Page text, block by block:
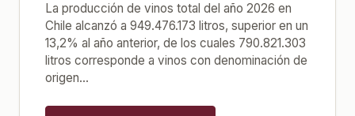
La producción de vinos total del año 2026 en
Chile alcanzó a 949.476.173 litros, superior en un
13,2% al año anterior, de los cuales 790.821.303
litros corresponde a vinos con denominación de
origen...